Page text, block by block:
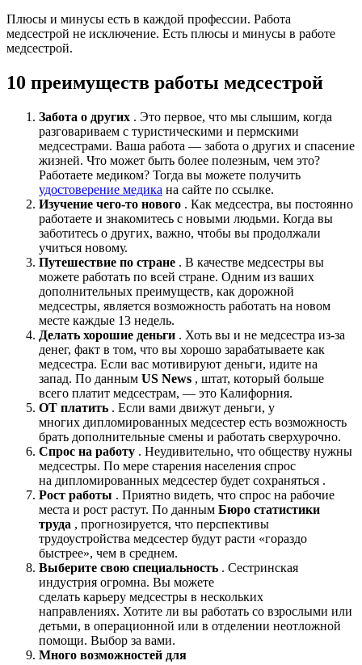
Плюсы и минусы есть в каждой профессии. Работа
медсестрой не исключение. Есть плюсы и минусы в работе
медсестрой.
10 преимуществ работы медсестрой
Забота о других . Это первое, что мы слышим, когда
разговариваем с туристическими и пермскими
медсестрами. Ваша работа — забота о других и спасение
жизней. Что может быть более полезным, чем это?
Работаете медиком? Тогда вы можете получить
удостоверение медика на сайте по ссылке.
Изучение чего-то нового . Как медсестра, вы постоянно
работаете и знакомитесь с новыми людьми. Когда вы
заботитесь о других, важно, чтобы вы продолжали
учиться новому.
Путешествие по стране . В качестве медсестры вы
можете работать по всей стране. Одним из ваших
дополнительных преимуществ, как дорожной
медсестры, является возможность работать на новом
месте каждые 13 недель.
Делать хорошие деньги . Хоть вы и не медсестра из-за
денег, факт в том, что вы хорошо зарабатываете как
медсестра. Если вас мотивируют деньги, идите на
запад. По данным US News , штат, который больше
всего платит медсестрам, — это Калифорния.
ОТ платить . Если вами движут деньги, у
многих дипломированных медсестер есть возможность
брать дополнительные смены и работать сверхурочно.
Спрос на работу . Неудивительно, что обществу нужны
медсестры. По мере старения населения спрос
на дипломированных медсестер будет сохраняться .
Рост работы . Приятно видеть, что спрос на рабочие
места и рост растут. По данным Бюро статистики
труда , прогнозируется, что перспективы
трудоустройства медсестер будут расти «гораздо
быстрее», чем в среднем.
Выберите свою специальность . Сестринская
индустрия огромна. Вы можете
сделать карьеру медсестры в нескольких
направлениях. Хотите ли вы работать со взрослыми или
детьми, в операционной или в отделении неотложной
помощи. Выбор за вами.
Много возможностей для